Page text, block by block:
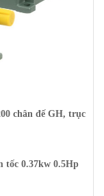
chân đế GH, trục
tốc 0.37kw 0.5Hp